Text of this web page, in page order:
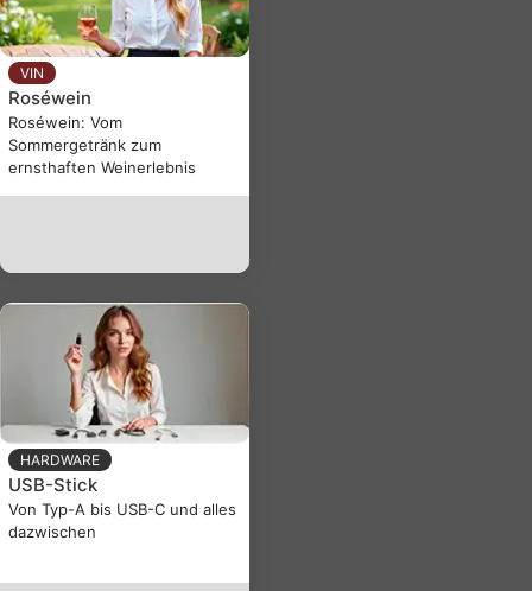
VIN
Roséwein
Roséwein: Vom
Sommergetränk zum
ernsthaften Weinerlebnis
HARDWARE
USB-Stick
Von Typ-A bis USB-C und alles
dazwischen